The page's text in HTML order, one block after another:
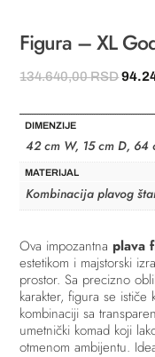
Figura – XL
134.640,00RSD
je
DIMENZIJE
42 cm W, 15 cm D, 64
MATERIJAL
Kombinacija plavog
Ova impozantnaplava
estetikom i majstorski
prostor. Sa precizno
karakter, figura se ističe
kombinaciji sa
umetnički komad koji
otmenom ambijentu.